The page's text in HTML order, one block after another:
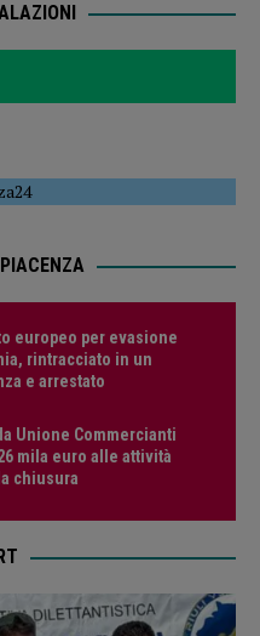
europeo per evasione
rintracciato in un
e arrestato
Unione Commercianti
mila euro alle attività
chiusura